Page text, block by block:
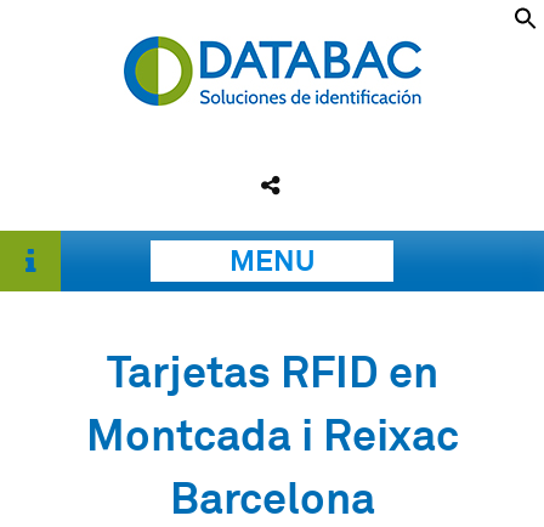
MENU
Tarjetas RFID en
Montcada i Reixac
Barcelona